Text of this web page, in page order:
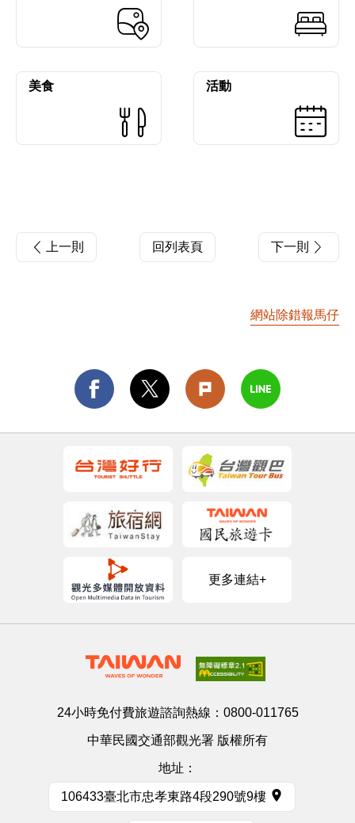
美食 活動
上一則 回列表頁 下一則
網站除錯報馬仔
更多連結+
24小時免付費旅遊諮詢熱線： 0800-011765
中華民國交通部觀光署 版權所有
地址：
106433臺北市忠孝東路4段290號9樓